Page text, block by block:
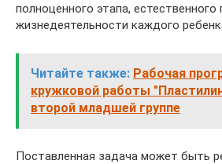
полноценного этапа, естественного
жизнедеятельности каждого
Читайте также: Рабочая
кружковой работы
второй младшей группе
Поставленная задача может быть